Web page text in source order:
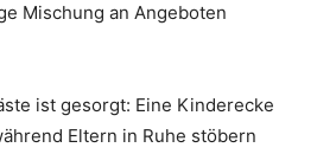
Mischung an Angeboten
ist gesorgt: Eine Kinderecke
Eltern in Ruhe stöbern